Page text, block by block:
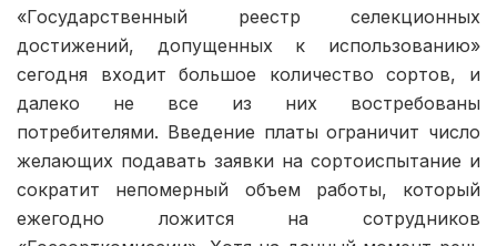
«Государственный реестр селекционных
достижений, допущенных к использованию»
сегодня входит большое количество сортов, и
далеко не все из них востребованы
потребителями. Введение платы ограничит число
желающих подавать заявки на сортоиспытание и
сократит непомерный объем работы, который
ежегодно ложится на сотрудников